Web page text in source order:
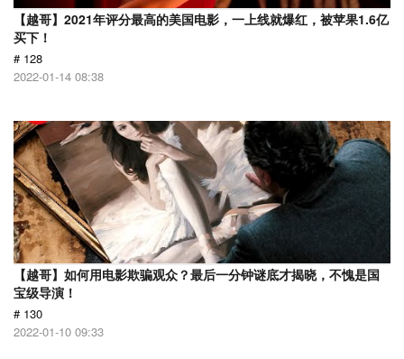
【越哥】2021年评分最高的美国电影，一上线就爆红，被苹果1.6亿
买下！
# 128
2022-01-14 08:38
【越哥】如何用电影欺骗观众？最后一分钟谜底才揭晓，不愧是国
宝级导演！
# 130
2022-01-10 09:33